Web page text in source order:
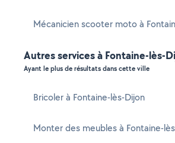
Mécanicien scooter moto à
Autres services à Fontaine-lès-
Ayant le plus de résultats dans cette ville
Bricoler à Fontaine-lès-Dijon
Monter des meubles à Fontaine-